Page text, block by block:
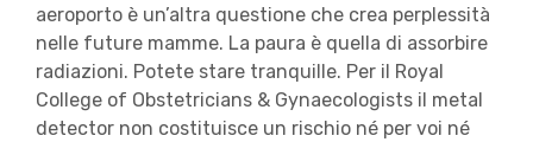
aeroporto è un’altra questione che crea perplessità
nelle future mamme. La paura è quella di assorbire
radiazioni. Potete stare tranquille. Per il Royal
College of Obstetricians & Gynaecologists il metal
detector non costituisce un rischio né per voi né